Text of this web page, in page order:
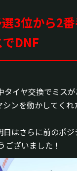
3位から2
DNF
イヤ交換でミスが
ンを動かしてく
はさらに前のポ
ございました！